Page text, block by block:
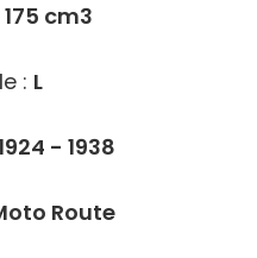
175 cm3
: L
- 1938
Route